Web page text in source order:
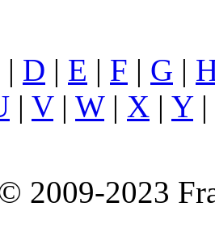
| D | E | F | G |
| V| W| X | Y|
2009-2023